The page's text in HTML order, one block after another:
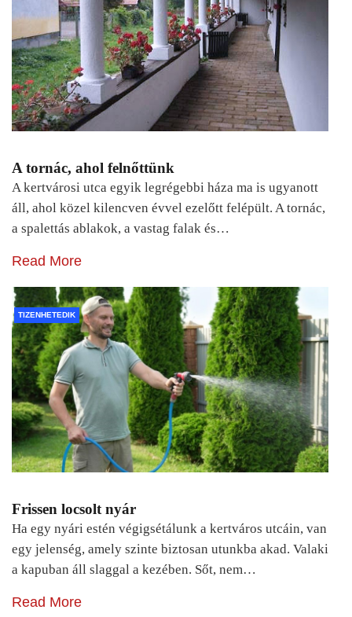
A tornác, ahol felnőttünk
A kertvárosi utca egyik legrégebbi háza ma is ugyanott
áll, ahol közel kilencven évvel ezelőtt felépült. A tornác,
a spalettás ablakok, a vastag falak és…
Read More
TIZENHETEDIK
Frissen locsolt nyár
Ha egy nyári estén végigsétálunk a kertváros utcáin, van
egy jelenség, amely szinte biztosan utunkba akad. Valaki
a kapuban áll slaggal a kezében. Sőt, nem…
Read More